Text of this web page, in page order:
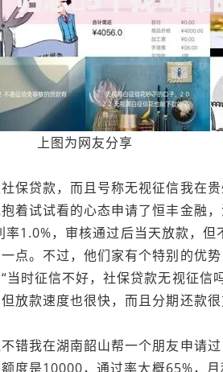
上图为网友分享
保贷款，而且号称无视征信我在
着试试看的心态申请了恒丰金融
1.0%，审核通过后当天放款，
点。不过，他们家有个特别的优
时征信不好，社保贷款无视征信
放款速度也很快，而且分期还款很
错我在湖南韶山帮一个朋友申请
度是10000，通过率大概65%，